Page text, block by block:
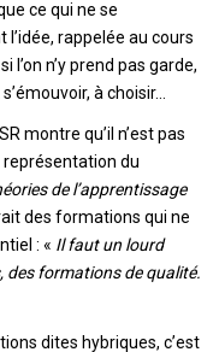
ce qui ne se
l’idée, rappelée au cours
l’on n’y prend pas garde,
à choisir…
montre qu’il n’est pas
représentation du
de l’apprentissage
des formations qui ne
: « Il faut un lourd
des formations de qualité.
dites hybriques, c’est